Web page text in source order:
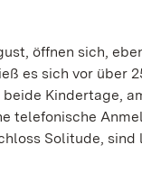
öffnen sich,
es sich vor über
Kindertage,
telefonische
Solitude,